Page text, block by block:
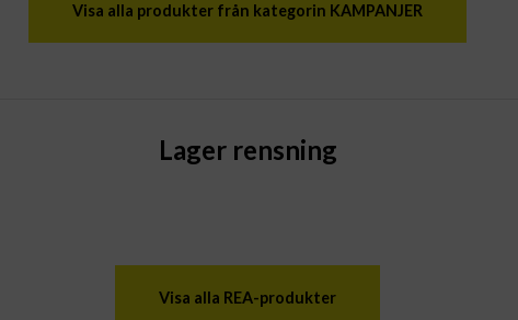
Visa alla produkter från kategorin KAMPANJER
Lager rensning
Visa alla REA-produkter